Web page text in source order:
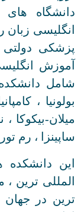
دانشگاه های
آموزش
شامل
بولونیا ،
میلان-بیکوکا ،
ساپینزا ، رم
این
المللی ترین
ترین در